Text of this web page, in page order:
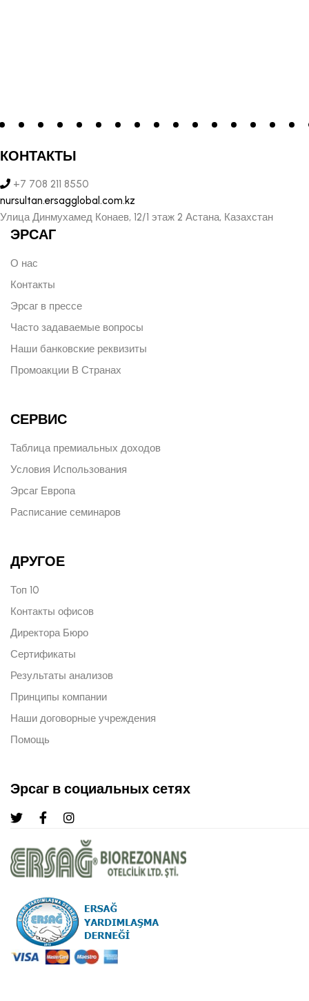
КОНТАКТЫ
+7 708 211 8550
nursultan.ersagglobal.com.kz
Улица Динмухамед Конаев, 12/1 этаж 2 Астана, Казахстан
ЭРСАГ
О нас
Контакты
Эрсаг в прессе
Часто задаваемые вопросы
Наши банковские реквизиты
Промоакции В Странах
СЕРВИС
Таблица премиальных доходов
Условия Использования
Эрсаг Европа
Расписание семинаров
ДРУГОЕ
Топ 10
Контакты офисов
Директора Бюро
Сертификаты
Результаты анализов
Принципы компании
Наши договорные учреждения
Помощь
Эрсаг в социальных сетях